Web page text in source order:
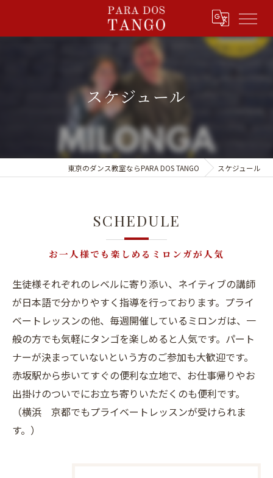
スケジュール
東京のダンス教室ならPARA DOS TANGO スケジュール
SCHEDULE
お一人様でも楽しめるミロンガが人気
生徒様それぞれのレベルに寄り添い、ネイティブの講師
が日本語で分かりやすく指導を行っております。プライ
ベートレッスンの他、毎週開催しているミロンガは、一
般の方でも気軽にタンゴを楽しめると人気です。パート
ナーが決まっていないという方のご参加も大歓迎です。
赤坂駅から歩いてすぐの便利な立地で、お仕事帰りやお
出掛けのついでにお立ち寄りいただくのも便利です。
（横浜 京都でもプライベートレッスンが受けられま
す。）